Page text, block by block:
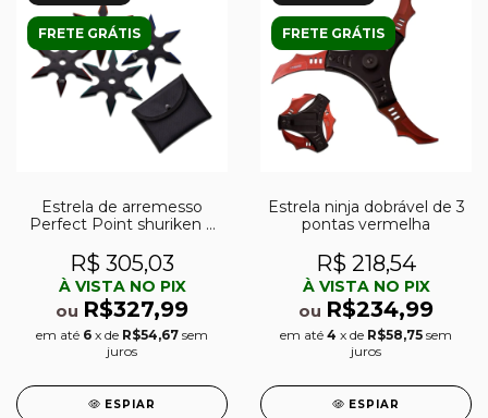
FRETE GRÁTIS
Estrela de arremesso
Perfect Point shuriken 6
R$ 305,03
À VISTA NO PIX
ou R$327,99
em até 6 x de R$54,67 sem
juros
ESPIAR
FRETE GRÁTIS
Estrela ninja dobrável de 3
pontas vermelha
R$ 218,54
À VISTA NO PIX
ou R$234,99
em até 4 x de R$58,75 sem
juros
ESPIAR